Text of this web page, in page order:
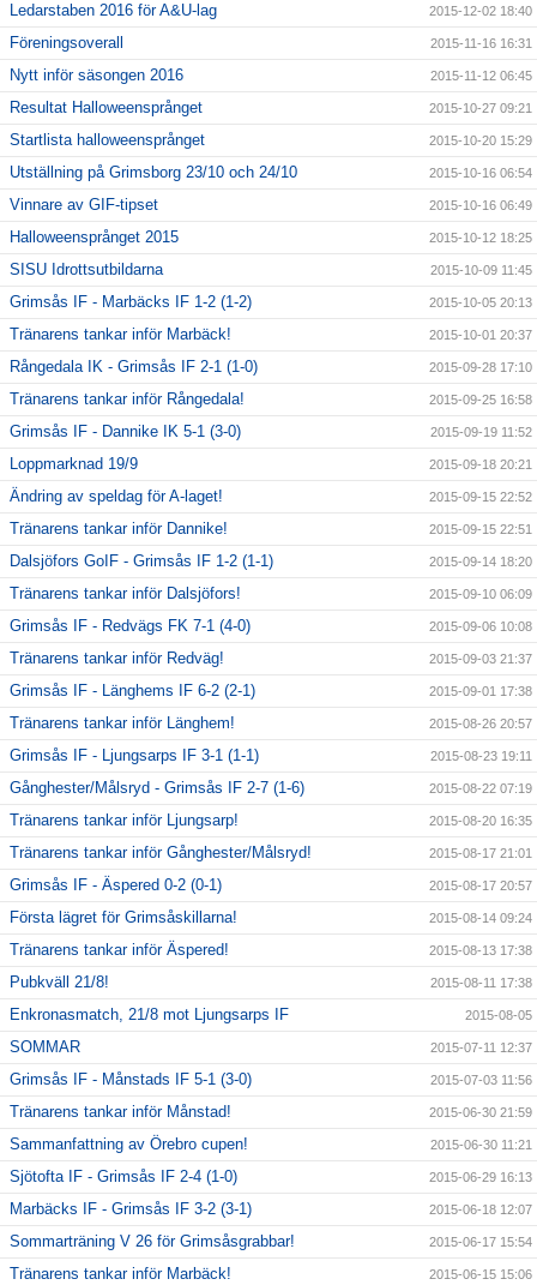
Ledarstaben 2016 för A&U-lag 2015-12-02 18:40
Föreningsoverall 2015-11-16 16:31
Nytt inför säsongen 2016 2015-11-12 06:45
Resultat Halloweensprånget 2015-10-27 09:21
Startlista halloweensprånget 2015-10-20 15:29
Utställning på Grimsborg 23/10 och 24/10 2015-10-16 06:54
Vinnare av GIF-tipset 2015-10-16 06:49
Halloweensprånget 2015 2015-10-12 18:25
SISU Idrottsutbildarna 2015-10-09 11:45
Grimsås IF - Marbäcks IF 1-2 (1-2) 2015-10-05 20:13
Tränarens tankar inför Marbäck! 2015-10-01 20:37
Rångedala IK - Grimsås IF 2-1 (1-0) 2015-09-28 17:10
Tränarens tankar inför Rångedala! 2015-09-25 16:58
Grimsås IF - Dannike IK 5-1 (3-0) 2015-09-19 11:52
Loppmarknad 19/9 2015-09-18 20:21
Ändring av speldag för A-laget! 2015-09-15 22:52
Tränarens tankar inför Dannike! 2015-09-15 22:51
Dalsjöfors GoIF - Grimsås IF 1-2 (1-1) 2015-09-14 18:20
Tränarens tankar inför Dalsjöfors! 2015-09-10 06:09
Grimsås IF - Redvägs FK 7-1 (4-0) 2015-09-06 10:08
Tränarens tankar inför Redväg! 2015-09-03 21:37
Grimsås IF - Länghems IF 6-2 (2-1) 2015-09-01 17:38
Tränarens tankar inför Länghem! 2015-08-26 20:57
Grimsås IF - Ljungsarps IF 3-1 (1-1) 2015-08-23 19:11
Gånghester/Målsryd - Grimsås IF 2-7 (1-6) 2015-08-22 07:19
Tränarens tankar inför Ljungsarp! 2015-08-20 16:35
Tränarens tankar inför Gånghester/Målsryd! 2015-08-17 21:01
Grimsås IF - Äspered 0-2 (0-1) 2015-08-17 20:57
Första lägret för Grimsåskillarna! 2015-08-14 09:24
Tränarens tankar inför Äspered! 2015-08-13 17:38
Pubkväll 21/8! 2015-08-11 17:38
Enkronasmatch, 21/8 mot Ljungsarps IF 2015-08-05
SOMMAR 2015-07-11 12:37
Grimsås IF - Månstads IF 5-1 (3-0) 2015-07-03 11:56
Tränarens tankar inför Månstad! 2015-06-30 21:59
Sammanfattning av Örebro cupen! 2015-06-30 11:21
Sjötofta IF - Grimsås IF 2-4 (1-0) 2015-06-29 16:13
Marbäcks IF - Grimsås IF 3-2 (3-1) 2015-06-18 12:07
Sommarträning V 26 för Grimsåsgrabbar! 2015-06-17 15:54
Tränarens tankar inför Marbäck! 2015-06-15 15:06